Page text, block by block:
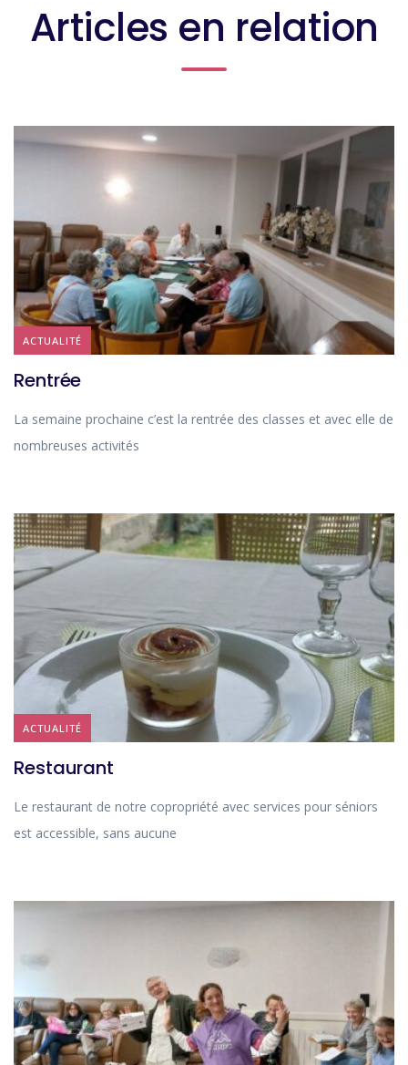
Articles en relation
ACTUALITÉ
Rentrée
La semaine prochaine c’est la rentrée des classes et avec elle de
nombreuses activités
ACTUALITÉ
Restaurant
Le restaurant de notre copropriété avec services pour séniors
est accessible, sans aucune